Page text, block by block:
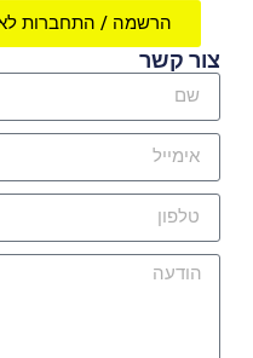
הרשמה / התחברות לאתר
צור קשר